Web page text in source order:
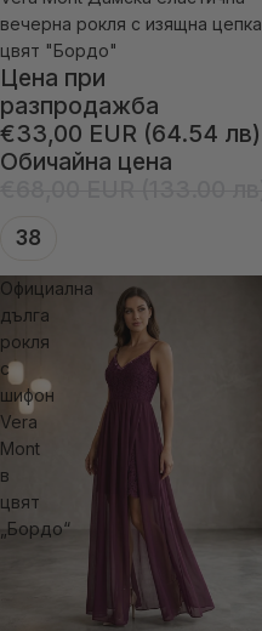
вечерна рокля с изящна цепка,
цвят "Бордо"
Цена при
разпродажба
€33,00 EUR (64.54 лв)
Обичайна цена
38
Официална
дълга
рокля
с
шифон
Vera
Mont
в
цвят
„Бордо“